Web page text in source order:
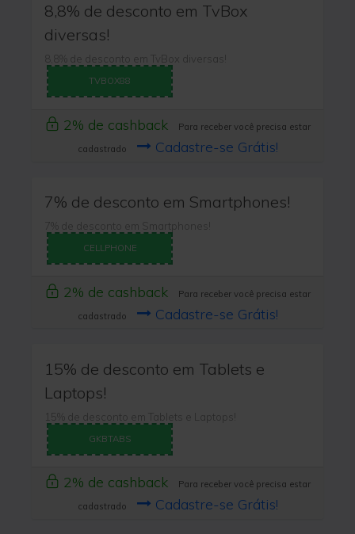
8,8% de desconto em TvBox
diversas!
8,8% de desconto em TvBox diversas!
TVBOX88
2% de cashback
Para receber você precisa estar
cadastrado
Cadastre-se Grátis!
7% de desconto em Smartphones!
7% de desconto em Smartphones!
CELLPHONE
2% de cashback
Para receber você precisa estar
cadastrado
Cadastre-se Grátis!
15% de desconto em Tablets e
Laptops!
15% de desconto em Tablets e Laptops!
GKBTABS
2% de cashback
Para receber você precisa estar
cadastrado
Cadastre-se Grátis!